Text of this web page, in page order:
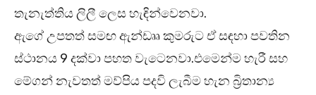
තැනැත්තිය ලිලී ලෙස හැඳින්වෙනවා.
ඇගේ උපතත් සමඟ ඇන්ඩෲ කුමරුට ඒ සඳහා පවතින
ස්ථානය 9 දක්වා පහත වැටෙනවා.එමෙන්ම හැරී සහ
මේගන් නැවතත් මව්පිය පදවි ලැබීම හැන බ්‍රිතාන්‍ය